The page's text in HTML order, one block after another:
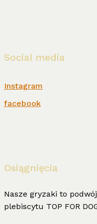
Social media
Instagram
facebook
Osiągnięcia
Nasze gryzaki to
plebiscytu TOP FOR